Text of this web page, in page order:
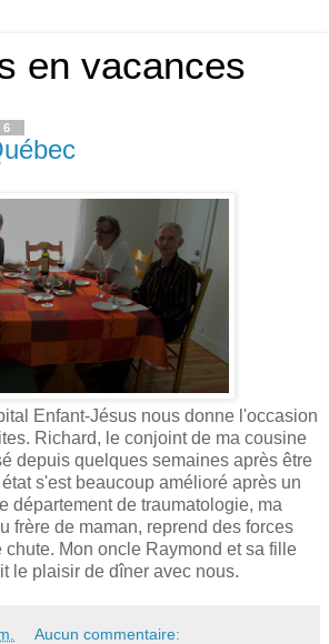
en vacances
Enfant-Jésus nous donne l'occasion
Richard, le conjoint de ma cousine
depuis quelques semaines après être
s'est beaucoup amélioré après un
département de traumatologie, ma
frère de maman, reprend des forces
Mon oncle Raymond et sa fille
le plaisir de dîner avec nous.
Aucun commentaire: